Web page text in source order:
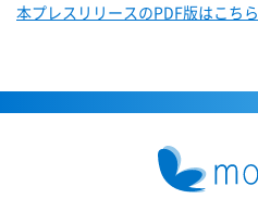
本プレスリリースのPDF版はこちら